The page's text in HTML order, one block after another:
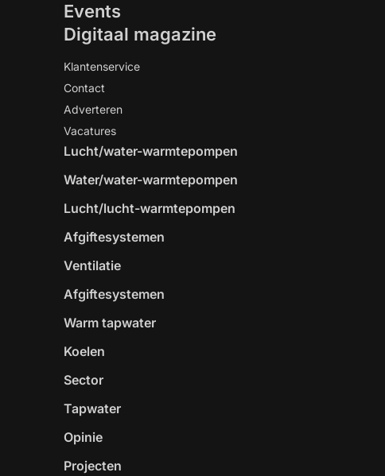
Events
Digitaal magazine
Klantenservice
Contact
Adverteren
Vacatures
Lucht/water-warmtepompen
Water/water-warmtepompen
Lucht/lucht-warmtepompen
Afgiftesystemen
Ventilatie
Afgiftesystemen
Warm tapwater
Koelen
Sector
Tapwater
Opinie
Projecten